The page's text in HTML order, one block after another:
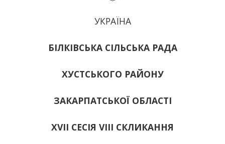
УКРАЇНА
БІЛКІВСЬКА СІЛЬСЬКА РАДА
ХУСТСЬКОГО РАЙОНУ
ЗАКАРПАТСЬКОЇ ОБЛАСТІ
ХVІІ СЕСІЯ VIII СКЛИКАННЯ